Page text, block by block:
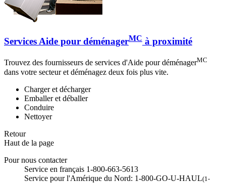
Services Aide pour déménagerMC à proximité
Trouvez des fournisseurs de services d'Aide pour déménagerMC
dans votre secteur et déménagez deux fois plus vite.
Charger et décharger
Emballer et déballer
Conduire
Nettoyer
Retour
Haut de la page
Pour nous contacter
Service en français 1-800-663-5613
Service pour l'Amérique du Nord: 1-800-GO-U-HAUL(1-